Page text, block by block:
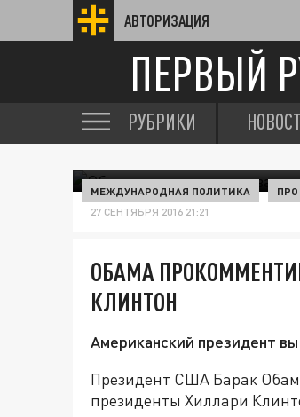
АВТОРИЗАЦИЯ
ПЕРВЫЙ
РУБРИКИ
МЕЖДУНАРОДНАЯ ПОЛИТИКА
27 СЕНТЯБРЯ 2016 21:21
ОБАМА
КЛИНТОН
Американский президент
Президент США Барак
президенты Хиллари